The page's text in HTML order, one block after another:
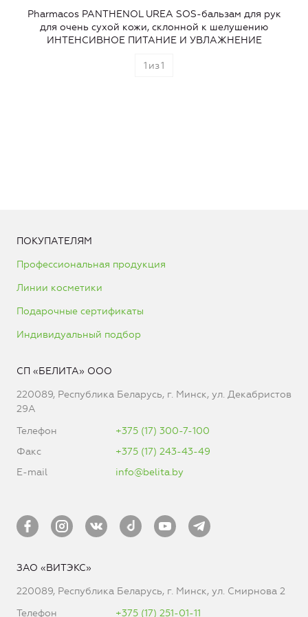
Pharmacos PANTHENOL UREA SOS-бальзам для рук
для очень сухой кожи, склонной к шелушению
ИНТЕНСИВНОЕ ПИТАНИЕ И УВЛАЖНЕНИЕ
1 из1
ПОКУПАТЕЛЯМ
Профессиональная продукция
Линии косметики
Подарочные сертификаты
Индивидуальный подбор
СП «БЕЛИТА» ООО
220089, Республика Беларусь, г. Минск, ул. Декабристов
29А
Телефон
+375 (17) 300-7-100
Факс
+375 (17) 243-43-49
E-mail
info@belita.by
ЗАО «ВИТЭКС»
220089, Республика Беларусь, г. Минск, ул. Смирнова 2
Телефон
+375 (17) 251-01-11